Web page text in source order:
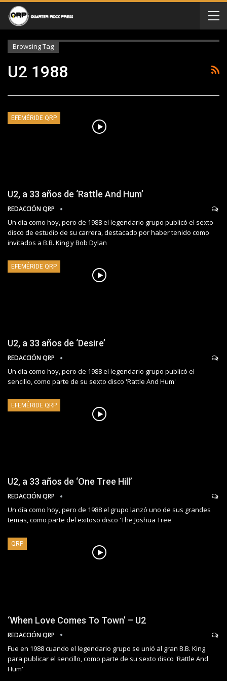
Browsing Tag
U2 1988
EFEMÉRIDE QRP
U2, a 33 años de ‘Rattle And Hum’
REDACCIÓN QRP
Un día como hoy, pero de 1988 el legendario grupo publicó el sexto
disco de estudio de su carrera, destacado por haber tenido como
invitados a B.B. King y Bob Dylan
EFEMÉRIDE QRP
U2, a 33 años de ‘Desire’
REDACCIÓN QRP
Un día como hoy, pero de 1988 el legendario grupo publicó el
sencillo, como parte de su sexto disco 'Rattle And Hum'
EFEMÉRIDE QRP
U2, a 33 años de ‘One Tree Hill’
REDACCIÓN QRP
Un día como hoy, pero de 1988 el grupo lanzó uno de sus grandes
temas, como parte del exitoso disco 'The Joshua Tree'
QRP
‘When Love Comes To Town’ – U2
REDACCIÓN QRP
Fue en 1988 cuando el legendario grupo se unió al gran B.B. King
para publicar el sencillo, como parte de su sexto disco 'Rattle And
Hum'